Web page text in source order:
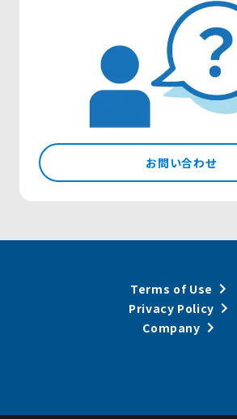
お問い合わせ
Terms of Use
Privacy Policy
Company